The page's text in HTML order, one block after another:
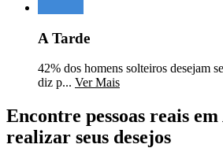
A Tarde
42% dos homens solteiros desejam
diz p... Ver Mais
Encontre pessoas reais
realizar seus desejos